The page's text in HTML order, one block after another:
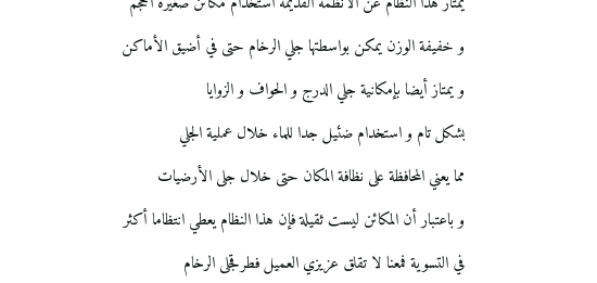
و خفيفة الوزن يمكن بواسطتها جلي الرخام حتى في أضيق الأماكن
و يمتاز أيضا بإمكانية جلي الدرج و الحواف و الزوايا
بشكل تام و استخدام ضئيل جدا للماء خلال عملية الجلي
مما يعني المحافظة على نظافة المكان حتى خلال جلى الأرضيات
و باعتبار أن المكائن ليست ثقيلة فإن هذا النظام يعطي انتظاما أكثر
في التسوية فمعنا لا تقلق عزيزي العميل فطرقجلى الرخام